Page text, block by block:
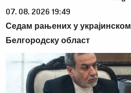
07. 08. 2026 19:49
Седам рањених у
Белгородску област